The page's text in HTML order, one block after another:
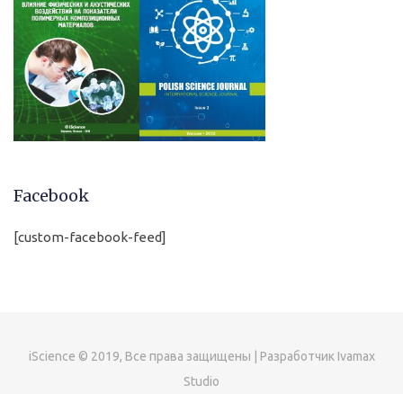
Facebook
[custom-facebook-feed]
iScience © 2019, Все права защищены | Разработчик Ivamax
Studio